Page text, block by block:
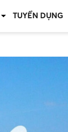
TUYỂN DỤNG